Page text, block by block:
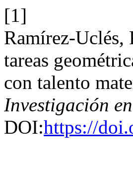
[1]
Ramírez-Uclés,
tareas
con talento
Investigación
DOI:https://